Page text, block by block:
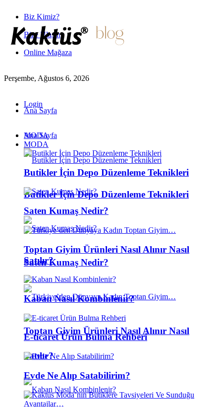
Biz Kimiz?
Bize Ulaşın
Online Mağaza
Perşembe, Ağustos 6, 2026
Login
Ana Sayfa
MODA
Butikler İçin Depo Düzenleme Teknikleri
Saten Kumaş Nedir?
Toptan Giyim Ürünleri Nasıl Alınır Nasıl
Satılır?
Ana Sayfa
MODA
Butikler İçin Depo Düzenleme Teknikleri
Saten Kumaş Nedir?
Toptan Giyim Ürünleri Nasıl Alınır Nasıl
Satılır?
Kaban Nasıl Kombinlenir?
E-ticaret Ürün Bulma Rehberi
Evde Ne Alıp Satabilirim?